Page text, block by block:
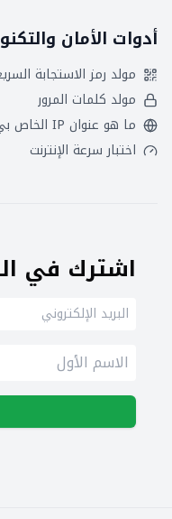
أدوات الأمان
مولد رمز الاستجابة
مولد كلمات المرور
ما هو عنوان IP الخاص بي
اختبار سرعة الإنترنت
اشترك في